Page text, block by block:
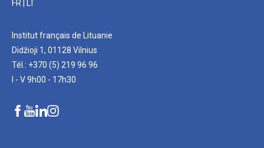
FR LT
Institut français de Lituanie
Didžioji 1, 01128 Vilnius
Tél.: +370 (5) 219 96 96
I - V 9h00 - 17h30